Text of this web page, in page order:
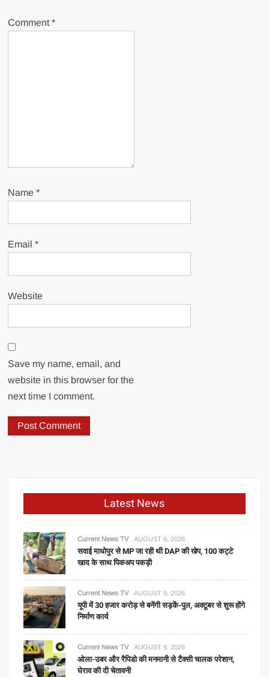
Comment*
Name*
Email*
Website
Save my name, email, and
website in this browser for the
next time I comment.
Latest News
Current News TV AUGUST 9, 2026
सवाई माधोपुर से MP जा रही थी DAP की खेप, 100 कट्टे
खाद के साथ पिकअप पकड़ी
Current News TV AUGUST 9, 2026
यूपी में 30 हजार करोड़ से बनेंगी सड़कें-पुल, अक्टूबर से शुरू होंगे
निर्माण कार्य
Current News TV AUGUST 9, 2026
ओला-उबर और रैपिडो की मनमानी से टैक्सी चालक परेशान,
घेराव की दी चेतावनी